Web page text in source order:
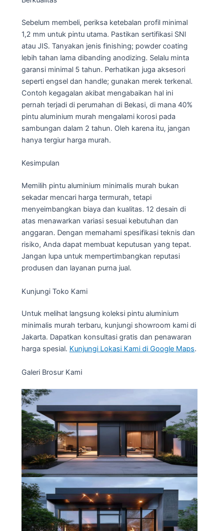
Sebelum membeli, periksa ketebalan profil minimal
1,2 mm untuk pintu utama. Pastikan sertifikasi SNI
atau JIS. Tanyakan jenis finishing; powder coating
lebih tahan lama dibanding anodizing. Selalu minta
garansi minimal 5 tahun. Perhatikan juga aksesori
seperti engsel dan handle; gunakan merek terkenal.
Contoh kegagalan akibat mengabaikan hal ini
pernah terjadi di perumahan di Bekasi, di mana 40%
pintu aluminium murah mengalami korosi pada
sambungan dalam 2 tahun. Oleh karena itu, jangan
hanya tergiur harga murah.
Kesimpulan
Memilih pintu aluminium minimalis murah bukan
sekadar mencari harga termurah, tetapi
menyeimbangkan biaya dan kualitas. 12 desain di
atas menawarkan variasi sesuai kebutuhan dan
anggaran. Dengan memahami spesifikasi teknis dan
risiko, Anda dapat membuat keputusan yang tepat.
Jangan lupa untuk mempertimbangkan reputasi
produsen dan layanan purna jual.
Kunjungi Toko Kami
Untuk melihat langsung koleksi pintu aluminium
minimalis murah terbaru, kunjungi showroom kami di
Jakarta. Dapatkan konsultasi gratis dan penawaran
harga spesial. Kunjungi Lokasi Kami di Google Maps.
Galeri Brosur Kami